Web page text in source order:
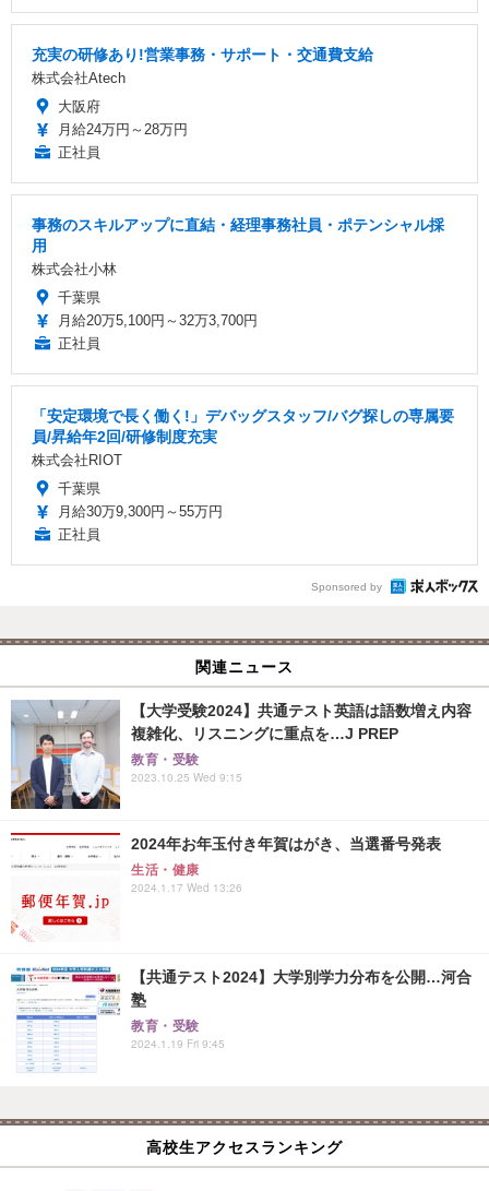
充実の研修あり!営業事務・サポート・交通費支給
株式会社Atech
大阪府
月給24万円～28万円
正社員
事務のスキルアップに直結・経理事務社員・ポテンシャル採
用
株式会社小林
千葉県
月給20万5,100円～32万3,700円
正社員
「安定環境で長く働く!」デバッグスタッフ/バグ探しの専属要
員/昇給年2回/研修制度充実
株式会社RIOT
千葉県
月給30万9,300円～55万円
正社員
Sponsored by
関連ニュース
【大学受験2024】共通テスト英語は語数増え内容
複雑化、リスニングに重点を…J PREP
教育・受験
2023.10.25 Wed 9:15
2024年お年玉付き年賀はがき、当選番号発表
生活・健康
2024.1.17 Wed 13:26
【共通テスト2024】大学別学力分布を公開…河合
塾
教育・受験
2024.1.19 Fri 9:45
高校生アクセスランキング